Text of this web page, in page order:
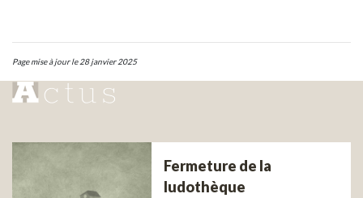
Page mise à jour le 28 janvier 2025
Fermeture de la
ludothèque